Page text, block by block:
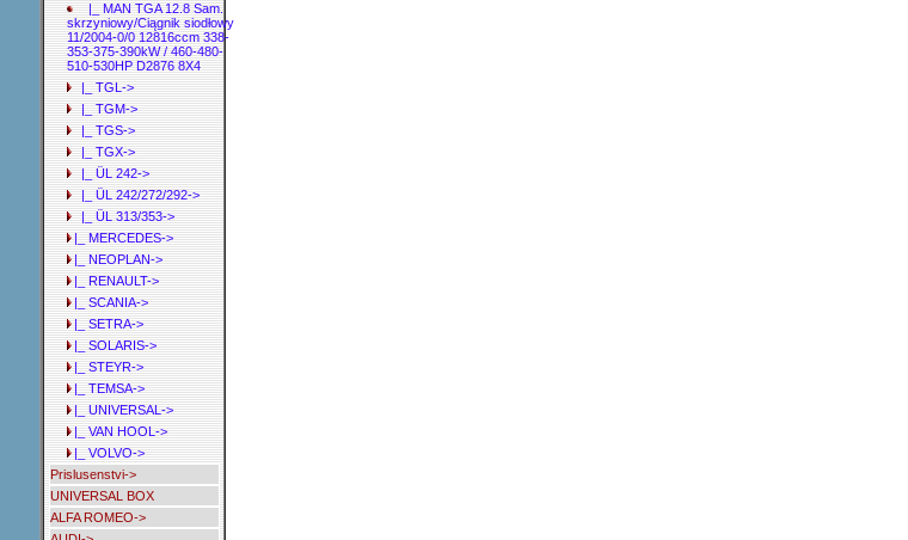
|_ MAN TGA 12.8 Sam.
skrzyniowy/Ciągnik siodłowy
11/2004-0/0 12816ccm 338-
353-375-390kW / 460-480-
510-530HP D2876 8X4
|_ TGL->
|_ TGM->
|_ TGS->
|_ TGX->
|_ ÜL 242->
|_ ÜL 242/272/292->
|_ ÜL 313/353->
|_ MERCEDES->
|_ NEOPLAN->
|_ RENAULT->
|_ SCANIA->
|_ SETRA->
|_ SOLARIS->
|_ STEYR->
|_ TEMSA->
|_ UNIVERSAL->
|_ VAN HOOL->
|_ VOLVO->
Prislusenstvi->
UNIVERSAL BOX
ALFA ROMEO->